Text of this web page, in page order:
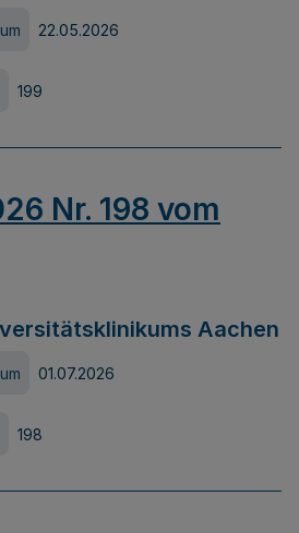
22.05.2026
199
Nr. 198 vom
Aachen
01.07.2026
198